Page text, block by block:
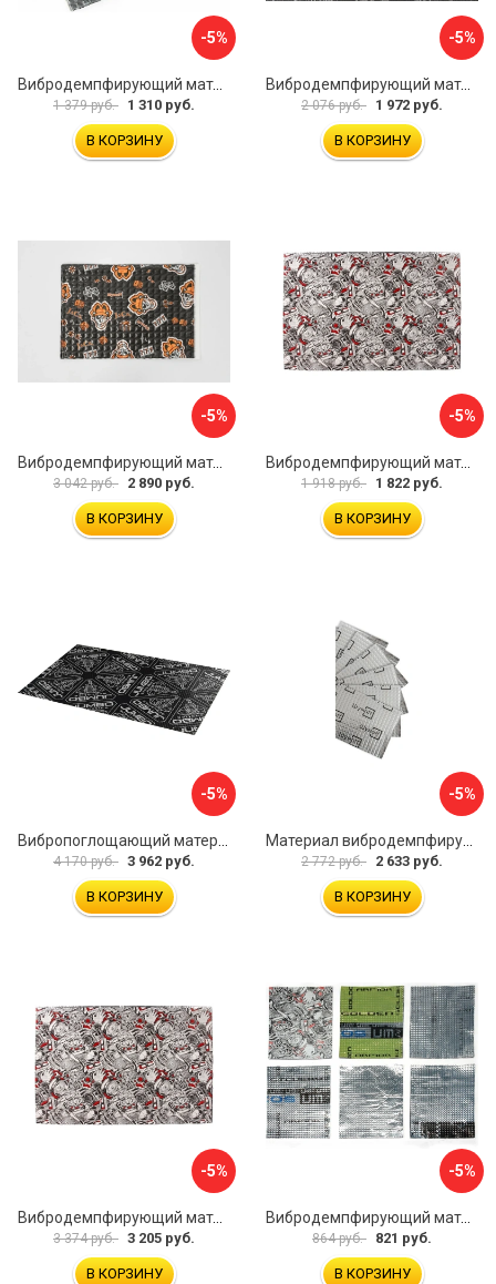
-5%
Вибродемпфирующий материал Dreamcar Noname 2 N6-2M0-S070050P1078
1 379 руб. 1 310 руб.
В КОРЗИНУ
-5%
Вибродемпфирующий материал STP Smartmat black 30 54533
2 076 руб. 1 972 руб.
В КОРЗИНУ
-5%
Вибродемпфирующий материал Шумофф Black Jack НФ-00001634
3 042 руб. 2 890 руб.
В КОРЗИНУ
-5%
Вибродемпфирующий материал Dreamcar DC-4M0-S070050P17
1 918 руб. 1 822 руб.
В КОРЗИНУ
-5%
4 170 руб. 3 962 руб.
В КОРЗИНУ
-5%
2 772 руб. 2 633 руб.
В КОРЗИНУ
-5%
Вибродемпфирующий материал Dreamcar DC-4M0-S070050P18
3 374 руб. 3 205 руб.
В КОРЗИНУ
-5%
Вибродемпфирующий материал Dreamcar Ассорти 3 DC-000-0123873P1021
864 руб. 821 руб.
В КОРЗИНУ